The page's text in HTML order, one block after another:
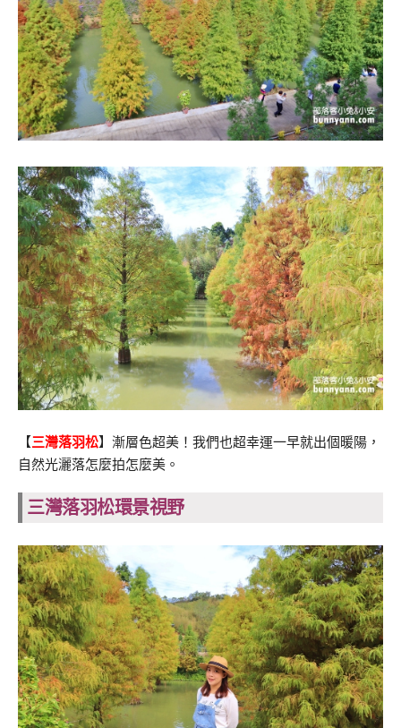
【三灣落羽松】漸層色超美！我們也超幸運一早就出個暖陽，
自然光灑落怎麼拍怎麼美。
三灣落羽松環景視野